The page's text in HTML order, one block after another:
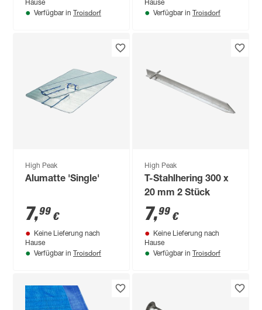
Hause
Verfügbar in Troisdorf
Hause
Verfügbar in Troisdorf
High Peak
Alumatte 'Single'
7,99 €
Keine Lieferung nach
Hause
Verfügbar in Troisdorf
High Peak
T-Stahlhering 300 x
20 mm 2 Stück
7,99 €
Keine Lieferung nach
Hause
Verfügbar in Troisdorf